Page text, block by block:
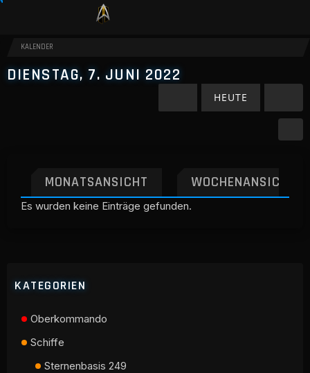
KALENDER
DIENSTAG, 7. JUNI 2022
HEUTE
MONATSANSICHT WOCHENANSICHT
Es wurden keine Einträge gefunden.
KATEGORIEN
Oberkommando
Schiffe
Sternenbasis 249